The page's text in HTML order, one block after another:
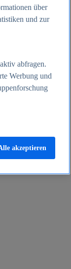
über
und zur
abfragen.
Werbung und
akzeptieren